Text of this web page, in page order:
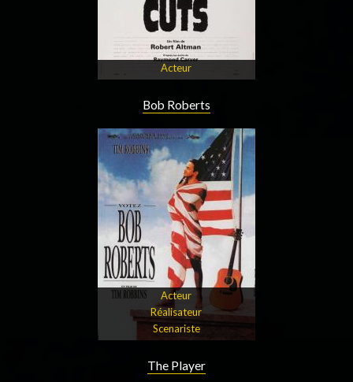
Acteur
Bob Roberts
Acteur
Réalisateur
Scenariste
The Player